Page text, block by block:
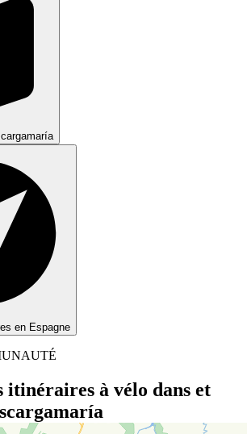
en Espagne
itinéraires à vélo dans et